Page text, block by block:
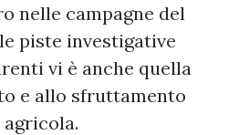
nelle campagne del
piste investigative
vi è anche quella
e allo sfruttamento